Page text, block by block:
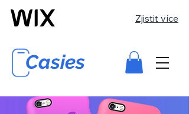
Zjistit více